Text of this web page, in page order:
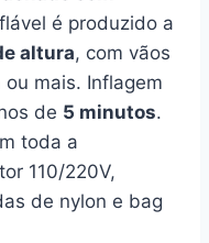
é produzido a
altura, com vãos
mais. Inflagem
de 5 minutos.
toda a
110/220V,
de nylon e bag